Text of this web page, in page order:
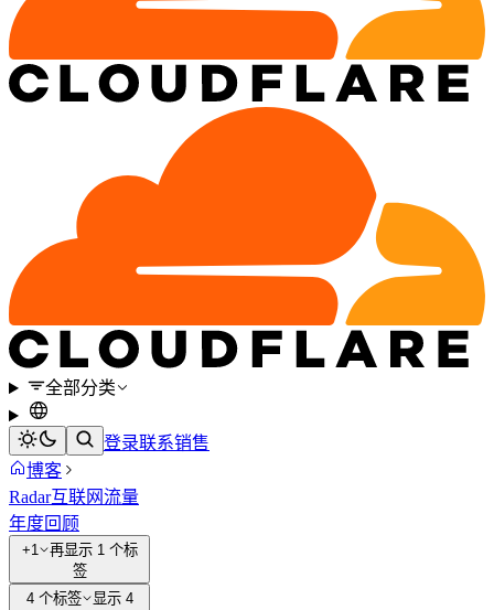
全部分类
登录联系销售
博客
Radar互联网流量
年度回顾
+1
再显示 1 个标
签
4 个标签
显示 4